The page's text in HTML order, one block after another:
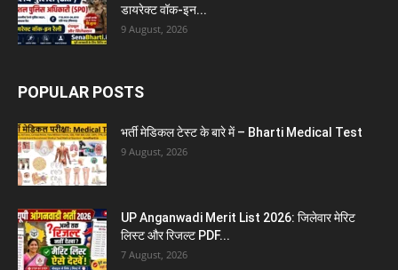
डायरेक्ट वॉक-इन...
9 August, 2026
POPULAR POSTS
भर्ती मेडिकल टेस्ट के बारे में – Bharti Medical Test
9 August, 2026
UP Anganwadi Merit List 2026: जिलेवार मेरिट
लिस्ट और रिजल्ट PDF...
7 August, 2026